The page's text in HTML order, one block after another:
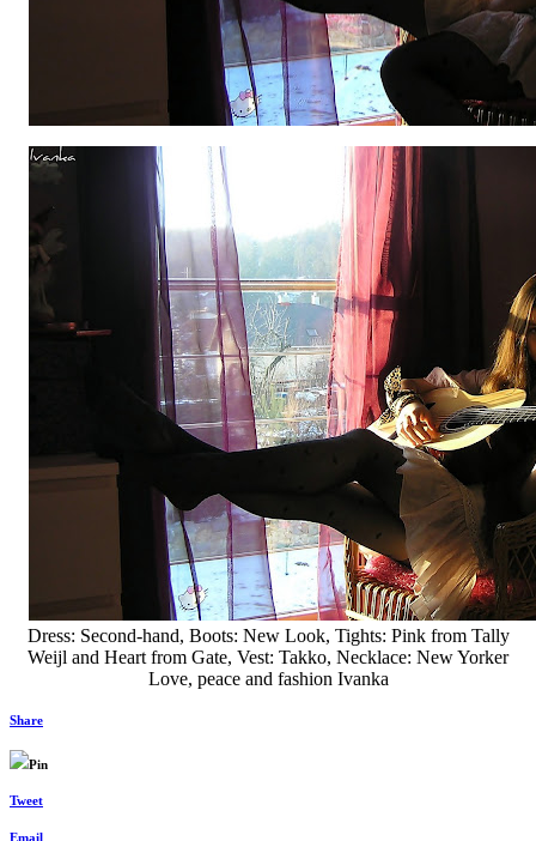
Dress: Second-hand, Boots: New Look, Tights: Pink from Tally
Weijl and Heart from Gate, Vest: Takko, Necklace: New Yorker
Love, peace and fashion Ivanka
Share
Pin
Tweet
Email